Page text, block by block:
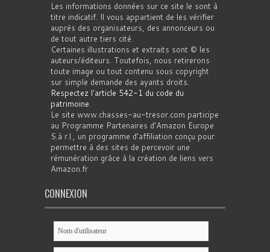
Les informations données sur ce site le sont à
titre indicatif. Il vous appartient de les vérifier
auprès des organisateurs, des annonceurs ou
de tout autre tiers cité.
Certaines illustrations et extraits sont © les
auteurs/éditeurs. Toutefois, nous retirerons
toute image ou tout contenu sous copyright
sur simple demande des ayants droits.
Respectez l'article 542-1 du code du
patrimoine.
Le site www.chasses-au-tresor.com participe
au Programme Partenaires d’Amazon Europe
S.à r.l., un programme d’affiliation conçu pour
permettre à des sites de percevoir une
rémunération grâce à la création de liens vers
Amazon.fr
CONNEXION